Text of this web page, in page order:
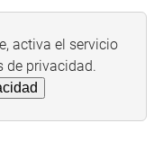
activa el servicio
de privacidad.